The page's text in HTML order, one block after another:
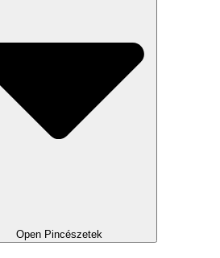
Open Pincészetek